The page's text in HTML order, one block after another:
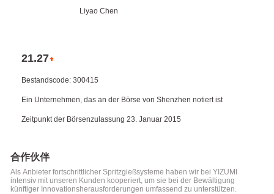
Liyao Chen
21.27
Bestandscode: 300415
Ein Unternehmen, das an der Börse von Shenzhen notiert ist
Zeitpunkt der Börsenzulassung 23. Januar 2015
合作伙伴
Als Anbieter fortschrittlicher Spritzgießsysteme haben wir bei YIZUMI
intensiv mit unseren Kunden kooperiert, um sie bei der Bewältigung
künftiger Innovationsherausforderungen umfassend zu unterstützen.